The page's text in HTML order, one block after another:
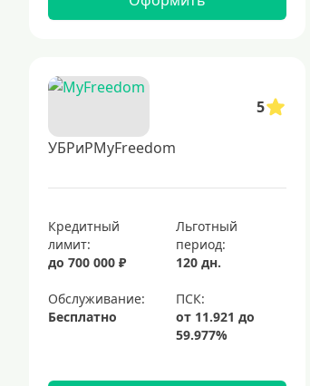
5
УБРиРMyFreedom
Кредитный
лимит:
до 700 000 ₽
Льготный
период:
120 дн.
Обслуживание:
Бесплатно